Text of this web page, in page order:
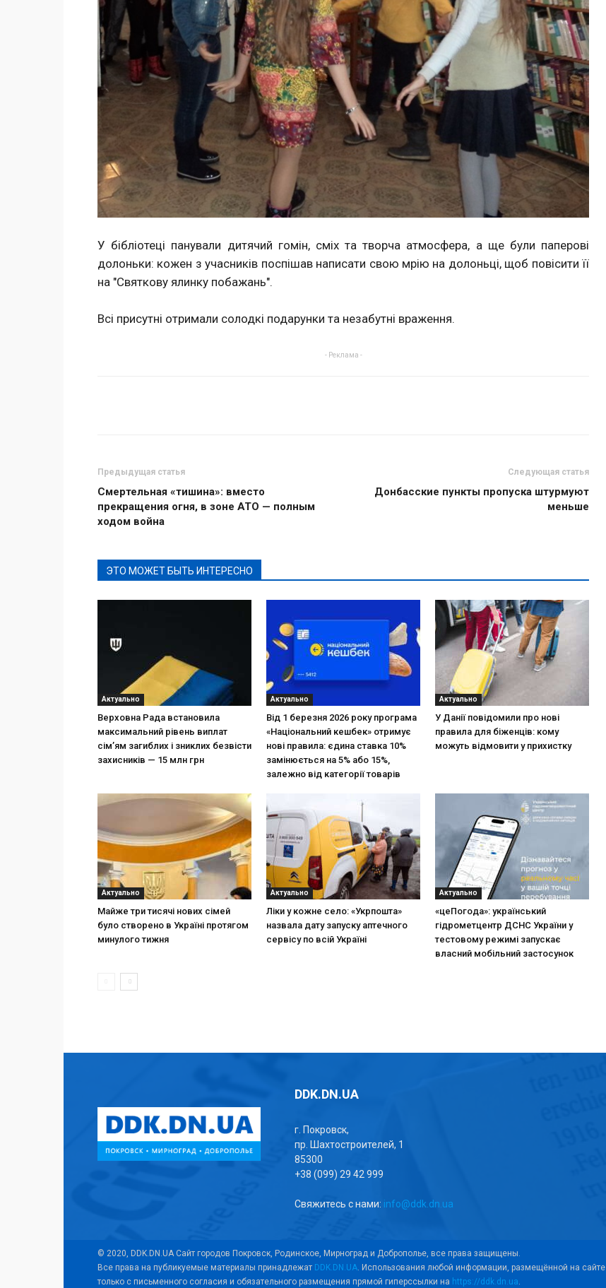
У бібліотеці панували дитячий гомін, сміх та творча атмосфера, а ще були паперові
долоньки: кожен з учасників поспішав написати свою мрію на долоньці, щоб повісити її
на "Святкову ялинку побажань".
Всі присутні отримали солодкі подарунки та незабутні враження.
- Реклама -
Предыдущая статья
Смертельная «тишина»: вместо
прекращения огня, в зоне АТО — полным
ходом война
Следующая статья
Донбасские пункты пропуска штурмуют
меньше
ЭТО МОЖЕТ БЫТЬ ИНТЕРЕСНО
Актуально
Верховна Рада встановила
максимальний рівень виплат
сім’ям загиблих і зниклих безвісти
захисників — 15 млн грн
Актуально
Від 1 березня 2026 року програма
«Національний кешбек» отримує
нові правила: єдина ставка 10%
замінюється на 5% або 15%,
залежно від категорії товарів
Актуально
У Данії повідомили про нові
правила для біженців: кому
можуть відмовити у прихистку
Актуально
Майже три тисячі нових сімей
було створено в Україні протягом
минулого тижня
Актуально
Ліки у кожне село: «Укрпошта»
назвала дату запуску аптечного
сервісу по всій Україні
Актуально
«цеПогода»: український
гідрометцентр ДСНС України у
тестовому режимі запускає
власний мобільний застосунок
DDK.DN.UA
г. Покровск,
пр. Шахтостроителей, 1
85300
+38 (099) 29 42 999
Свяжитесь с нами: info@ddk.dn.ua
© 2020, DDK.DN.UA Сайт городов Покровск, Родинское, Мирноград и Доброполье, все права защищены.
Все права на публикуемые материалы принадлежат DDK.DN.UA . Использования любой информации, размещённой на сайте
только с письменного согласия и обязательного размещения прямой гиперссылки на https://ddk.dn.ua